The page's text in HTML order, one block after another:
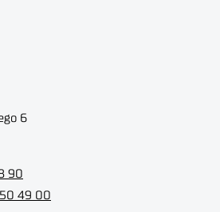
6
90
49 00